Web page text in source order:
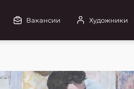
Вакансии Художники